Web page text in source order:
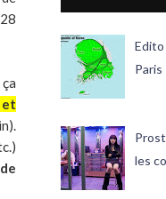
et
Edito
Paris
les